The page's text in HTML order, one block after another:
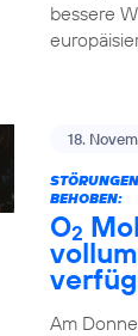
bessere
18.
BEHOBEN:
O2
Am